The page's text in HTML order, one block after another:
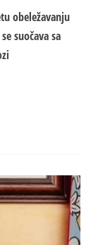
obeležavanju
suočava sa